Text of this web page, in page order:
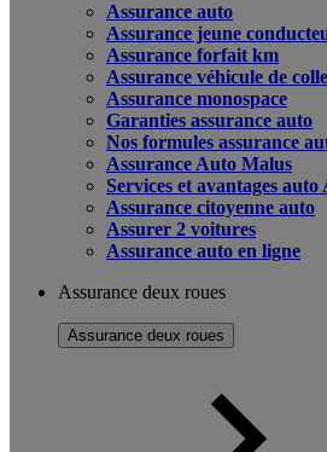
Assurance auto
Assurance jeune
Assurance forfait km
Assurance véhicule de
Assurance monospace
Garanties assurance auto
Nos formules assurance
Assurance Auto Malus
Services et avantages
Assurance citoyenne auto
Assurer 2 voitures
Assurance auto en ligne
Assurance deux roues
Assurance deux roues